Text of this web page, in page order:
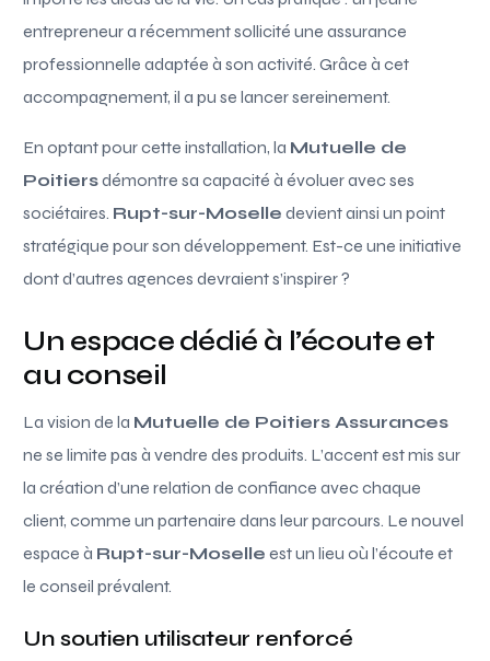
entrepreneur a récemment sollicité une assurance
professionnelle adaptée à son activité. Grâce à cet
accompagnement, il a pu se lancer sereinement.
En optant pour cette installation, la Mutuelle de
Poitiersdémontre sa capacité à évoluer avec ses
sociétaires. Rupt-sur-Moselle devient ainsi un point
stratégique pour son développement. Est-ce une initiative
dont d’autres agences devraient s’inspirer ?
Un espace dédié à l’écoute et
au conseil
La vision de la Mutuelle de Poitiers Assurances
ne se limite pas à vendre des produits. L’accent est mis sur
la création d’une relation de confiance avec chaque
client, comme un partenaire dans leur parcours. Le nouvel
espace à Rupt-sur-Moselle est un lieu où l’écoute et
le conseil prévalent.
Un soutien utilisateur renforcé